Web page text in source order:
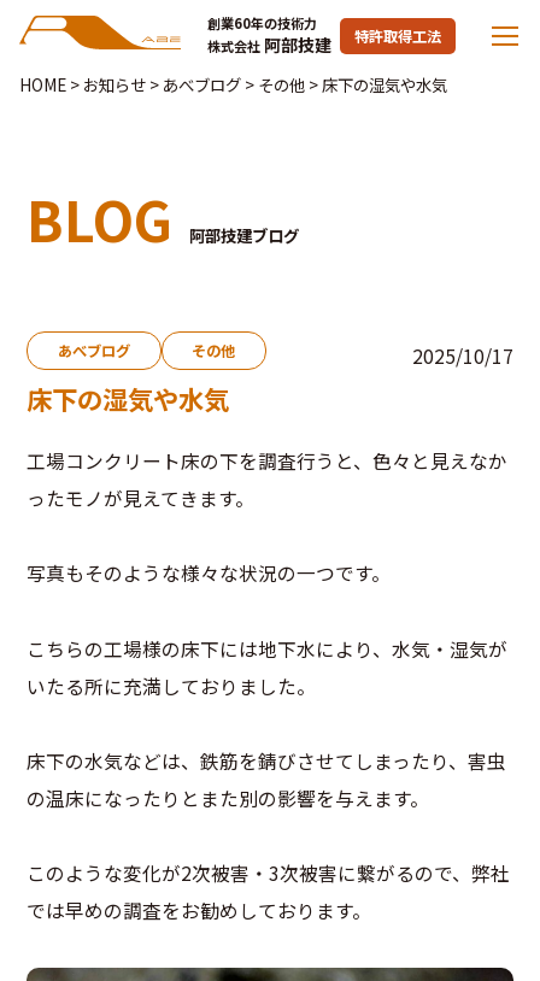
創業60年の技術力
株式会社 阿部技建 特許取得工法
HOME> お知らせ> あべブログ> その他>床下の湿気や水気
BLOG 阿部技建ブログ
あべブログ その他 2025/10/17
床下の湿気や水気
工場コンクリート床の下を調査行うと、色々と見えなか
ったモノが見えてきます。
写真もそのような様々な状況の一つです。
こちらの工場様の床下には地下水により、水気・湿気が
いたる所に充満しておりました。
床下の水気などは、鉄筋を錆びさせてしまったり、害虫
の温床になったりとまた別の影響を与えます。
このような変化が2次被害・3次被害に繋がるので、弊社
では早めの調査をお勧めしております。